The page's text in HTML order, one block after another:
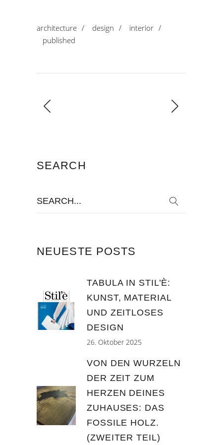
architecture / design / interior /
published
SEARCH
NEUESTE POSTS
TABULA IN STIL’È:
KUNST, MATERIAL
UND ZEITLOSES
DESIGN
26. Oktober 2025
VON DEN WURZELN
DER ZEIT ZUM
HERZEN DEINES
ZUHAUSES: DAS
FOSSILE HOLZ.
(ZWEITER TEIL)